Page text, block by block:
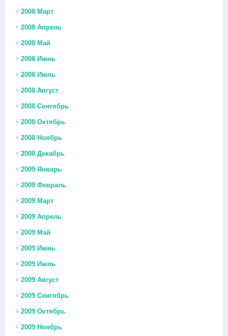
2008 Март
2008 Апрель
2008 Май
2008 Июнь
2008 Июль
2008 Август
2008 Сентябрь
2008 Октябрь
2008 Ноябрь
2008 Декабрь
2009 Январь
2009 Февраль
2009 Март
2009 Апрель
2009 Май
2009 Июнь
2009 Июль
2009 Август
2009 Сентябрь
2009 Октябрь
2009 Ноябрь